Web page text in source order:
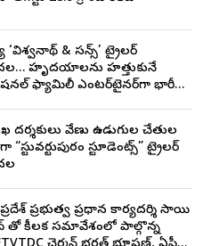
‘విశ్వనాథ్ & సన్స్’ ట్రైలర్
హృదయాలను హత్తుకునే
ఫ్యామిలీ ఎంటర్‌టైనర్‌గా భారీ
దర్శకులు వేణు ఉడుగుల చేతుల
“స్టువర్టుపురం స్టూడెంట్స్” ట్రైలర్
ప్రభుత్వ ప్రధాన కార్యదర్శి సాయి
పాల్గొన్న